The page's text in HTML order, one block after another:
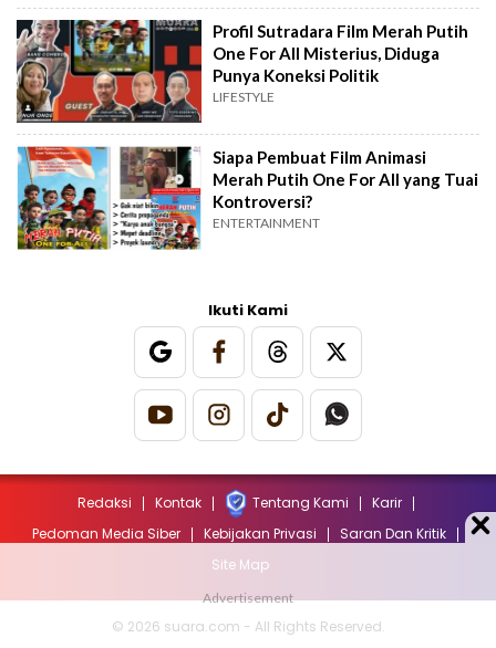
Profil Sutradara Film Merah Putih
One For All Misterius, Diduga
Punya Koneksi Politik
LIFESTYLE
Siapa Pembuat Film Animasi
Merah Putih One For All yang Tuai
Kontroversi?
ENTERTAINMENT
Ikuti Kami
Redaksi Kontak Tentang Kami
Karir
Pedoman Media Siber
Kebijakan Privasi
Saran Dan Kritik
Site Map
© 2026 suara.com - All Rights Reserved.